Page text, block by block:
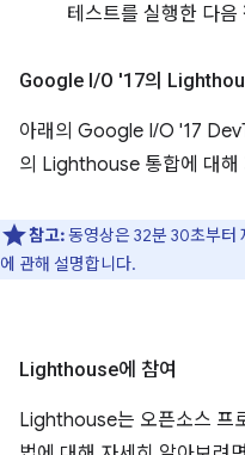
테스트를 실행한 다음
Google I/O '17의
아래의 Google I/O '17
의 Lighthouse 통합에 대해
참고:동영상은 32분 30초부터
에 관해 설명합니다.
Lighthouse에 참여
Lighthouse는 오픈소스 프